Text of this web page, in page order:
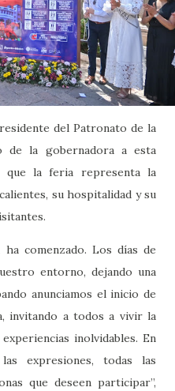
del Patronato de la
de la gobernadora a esta
que la feria representa la
su hospitalidad y su
comenzado. Los días de
entorno, dejando una
anunciamos el inicio de
invitando a todos a vivir la
inolvidables. En
expresiones, todas las
que deseen participar”,